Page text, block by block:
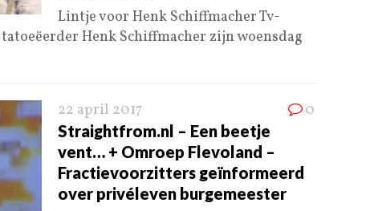
Lintje voor Henk Schiffmacher Tv-
Henk Schiffmacher zijn woensdag
22 april 2017 0
Straightfrom.nl – Een beetje
vent… + Omroep Flevoland –
Fractievoorzitters geïnformeerd
over privéleven burgemeester